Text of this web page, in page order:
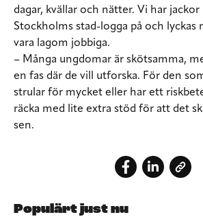
dagar, kvällar och nätter. Vi har
Stockholms stad-logga på och lyckas
vara lagom jobbiga.
– Många ungdomar är skötsamma,
en fas där de vill utforska. För den
strular för mycket eller har ett
räcka med lite extra stöd för att det
sen.
Populärt just nu